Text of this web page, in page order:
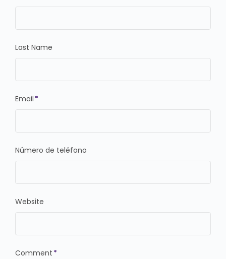
Last Name
Email *
Número de teléfono
Website
Comment *